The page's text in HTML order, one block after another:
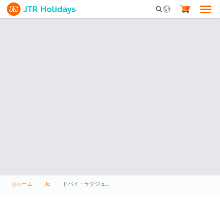
Mobile Search
ホーム Ja ドバイ・ラグジュアリーホリデーパッケージ - 6泊7日